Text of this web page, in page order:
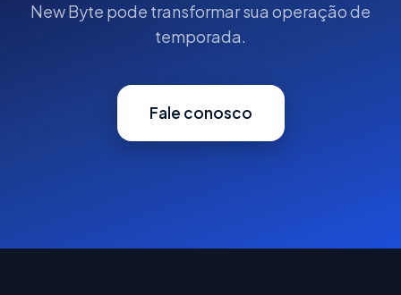
New Byte pode transformar sua operação de
temporada.
Fale conosco